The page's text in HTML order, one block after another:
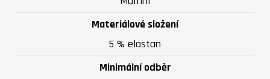
Materiálové složení
5 % elastan
Minimální odběr